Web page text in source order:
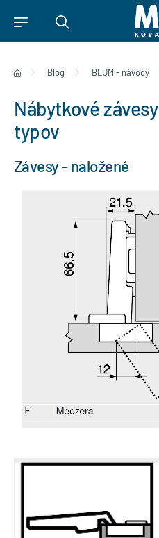
Blog BLUM - návody
Nábytkové
typov
Závesy - naložené